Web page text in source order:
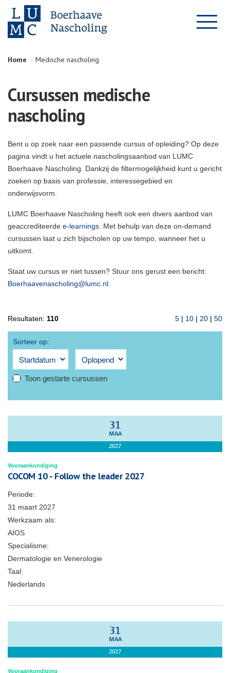
Home Medische nascholing
Cursussen medische
nascholing
Bent u op zoek naar een passende cursus of opleiding? Op deze
pagina vindt u het actuele nascholingsaanbod van LUMC
Boerhaave Nascholing. Dankzij de filtermogelijkheid kunt u gericht
zoeken op basis van professie, interessegebied en
onderwijsvorm.
LUMC Boerhaave Nascholing heeft ook een divers aanbod van
geaccrediteerde e-learnings . Met behulp van deze on-demand
cursussen laat u zich bijscholen op uw tempo, wanneer het u
uitkomt.
Staat uw cursus er niet tussen? Stuur ons gerust een bericht:
Boerhaavenascholing@lumc.nl
Resultaten: 110 5 | 10 | 20 | 50
Sorteer op:
Toon gestarte cursussen
31
MAA
2027
Vooraankondiging
COCOM 10 - Follow the leader 2027
Periode:
31 maart 2027
Werkzaam als:
AIOS
Specialisme:
Dermatologie en Venerologie
Taal:
Nederlands
31
MAA
2027
Vooraankondiging